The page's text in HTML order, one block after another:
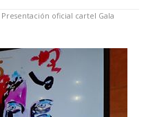
Presentación oficial cartel Gala